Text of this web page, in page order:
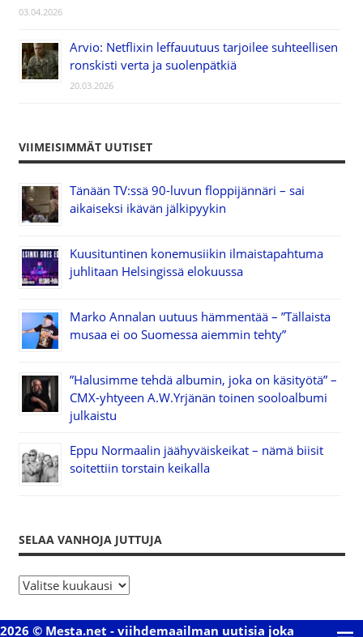
03.04.2026
Arvio: Netflixin leffauutuus tarjoilee suhteellisen
ronskisti verta ja suolenpätkiä
20.03.2026
VIIMEISIMMÄT UUTISET
Tänään TV:ssä 90-luvun floppijännäri – sai
aikaiseksi ikävän jälkipyykin
Kuusituntinen konemusiikin ilmaistapahtuma
juhlitaan Helsingissä elokuussa
Marko Annalan uutuus hämmentää – ”Tällaista
musaa ei oo Suomessa aiemmin tehty”
”Halusimme tehdä albumin, joka on käsityötä” –
CMX-yhtyeen A.W.Yrjänän toinen sooloalbumi
julkaistu
Eppu Normaalin jäähyväiskeikat – nämä biisit
soitettiin torstain keikalla
SELAA VANHOJA JUTTUJA
S
l
2026 © Mesta.net - viihdemaailman uutisia joka